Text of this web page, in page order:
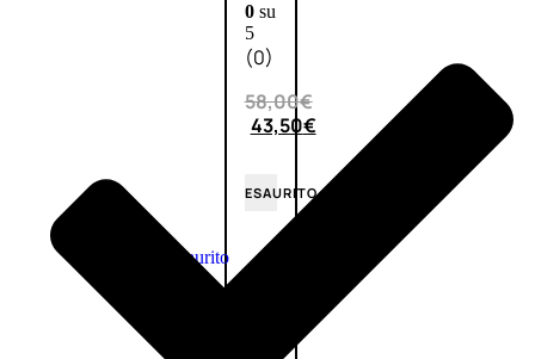
0su
5
(0)
58,00€
43,50€
ESAURITO
Esaurito